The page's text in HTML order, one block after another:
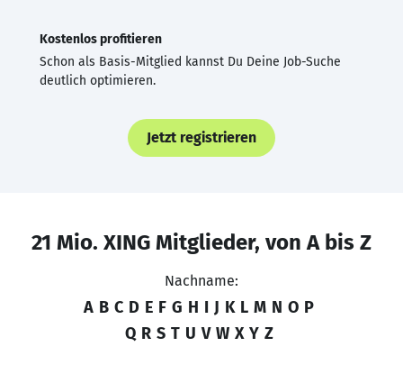
Kostenlos profitieren
Schon als Basis-Mitglied kannst Du Deine Job-Suche
deutlich optimieren.
Jetzt registrieren
21 Mio. XING Mitglieder, von A bis Z
Nachname:
A B C D E F G H I J K L M N O P
Q R S T U V W X Y Z